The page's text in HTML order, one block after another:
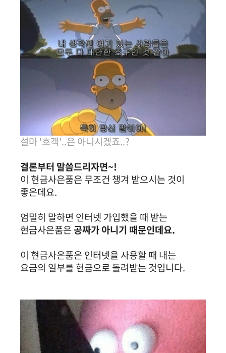
설마 '호객'..은 아니시겠죠..?
결론부터 말씀드리자면~!
이 현금사은품은 무조건 챙겨 받으시는 것이
좋은데요.
엄밀히 말하면 인터넷 가입했을 때 받는
현금사은품은공짜가 아니기 때문인데요.
이 현금사은품은 인터넷을 사용할 때 내는
요금의 일부를 현금으로 돌려받는 것입니다.